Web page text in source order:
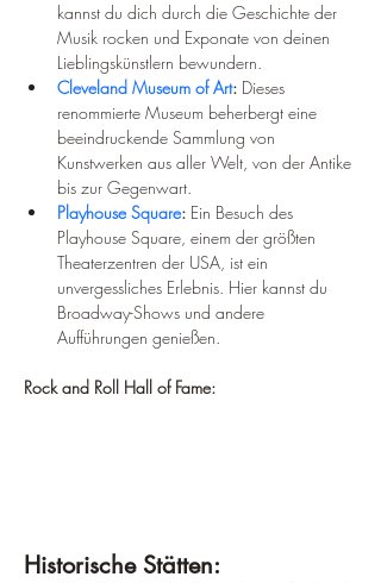
kannst du dich durch die Geschichte der
Musik rocken und Exponate von deinen
Lieblingskünstlern bewundern.
Cleveland Museum of Art: Dieses
renommierte Museum beherbergt eine
beeindruckende Sammlung von
Kunstwerken aus aller Welt, von der Antike
bis zur Gegenwart.
Playhouse Square: Ein Besuch des
Playhouse Square, einem der größten
Theaterzentren der USA, ist ein
unvergessliches Erlebnis. Hier kannst du
Broadway-Shows und andere
Aufführungen genießen.
Rock and Roll Hall of Fame:
Historische Stätten: